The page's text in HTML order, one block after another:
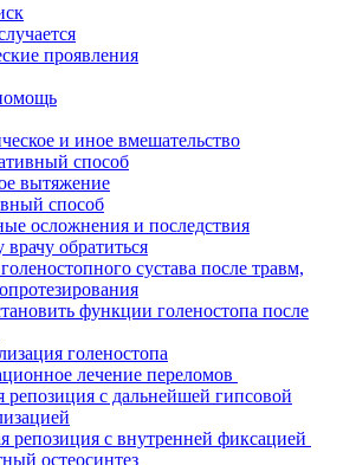
проявления
и иное вмешательство
способ
вытяжение
способ
осложнения и последствия
обратиться
сустава после травм,
функции голеностопа после
голеностопа
лечение переломов
репозиция с дальнейшей гипсовой
репозиция с внутренней фиксацией
остеосинтез